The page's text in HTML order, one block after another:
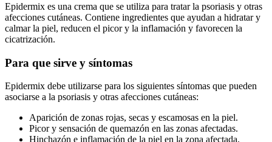
Epidermix es una crema que se utiliza para tratar la psoriasis y otras
afecciones cutáneas. Contiene ingredientes que ayudan a hidratar y
calmar la piel, reducen el picor y la inflamación y favorecen la
cicatrización.
Para que sirve y síntomas
Epidermix debe utilizarse para los siguientes síntomas que pueden
asociarse a la psoriasis y otras afecciones cutáneas:
Aparición de zonas rojas, secas y escamosas en la piel.
Picor y sensación de quemazón en las zonas afectadas.
Hinchazón e inflamación de la piel en la zona afectada.